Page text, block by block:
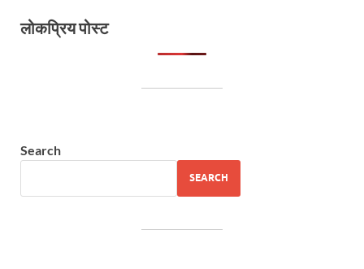
लोकप्रिय पोस्ट
Search
SEARCH